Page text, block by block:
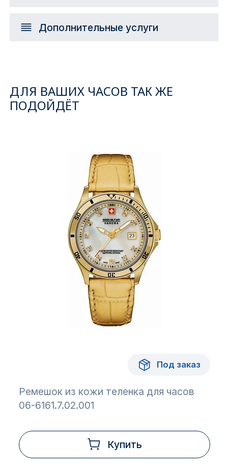
Дополнительные услуги
ДЛЯ ВАШИХ ЧАСОВ ТАК ЖЕ
ПОДОЙДЁТ
Под заказ
Ремешок из кожи теленка для часов
06-6161.7.02.001
Купить